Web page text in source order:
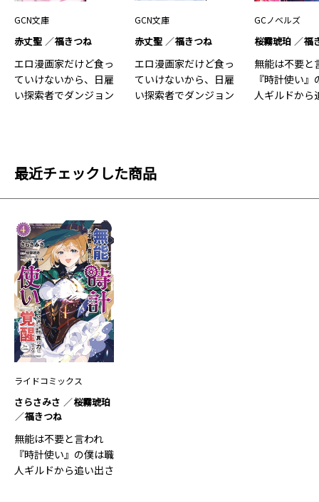
GCN文庫
赤丈聖 福きつね
エロ漫画家だけど食っ
ていけないから、日雇
い探索者でダンジョン
GCN文庫
赤丈聖 福きつね
エロ漫画家だけど食っ
ていけないから、日雇
い探索者でダンジョン
GCノベルズ
桜霧琥珀 福
無能は不要と
『時計使い
人ギルドから
最近チェックした商品
ライドコミックス
さらさみさ
桜霧琥珀
福きつね
無能は不要と言われ
『時計使い』の僕は職
人ギルドから追い出さ